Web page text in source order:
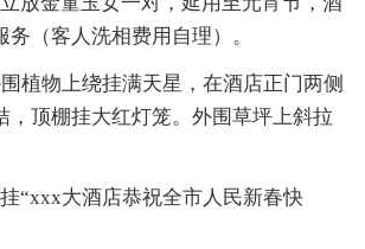
务（客人洗相费用自理）。
植物上绕挂满天星，在酒店正门两侧
，顶棚挂大红灯笼。外围草坪上斜拉
“xxx大酒店恭祝全市人民新春快